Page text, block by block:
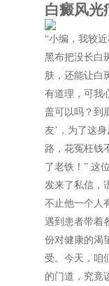
白癜风光
“小编，我较
黑布把没长白
肤，还能让白
有道理，可我
盖可以吗？到
友’，为了这
路，花冤枉钱
了老铁！” 这
发来了私信，
不止他一个人
遇到患者带着
份对健康的渴
受。今天，咱
的门道，究竟